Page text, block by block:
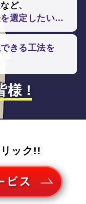
ど、
選定したい…
きる工法を
様 !
ック!!